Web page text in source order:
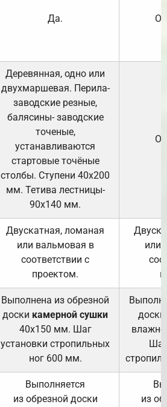
Да.
Деревянная, одно или
двухмаршевая. Перила-
заводские резные,
балясины- заводские
точеные,
устанавливаются
стартовые точёные
столбы. Ступени 40х200
мм. Тетива лестницы-
90х140 мм.
Двускатная, ломаная
или вальмовая в
соответствии с
проектом.
или
Выполнена из обрезной
доски камерной сушки
40х150 мм. Шаг
установки стропильных
ног 600 мм.
доски
Выполняется
из обрезной доски
из